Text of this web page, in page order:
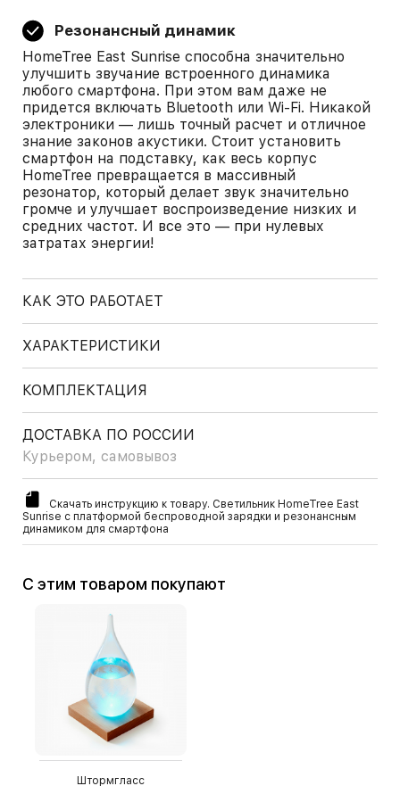
Резонансный динамик
HomeTree East Sunrise способна значительно
улучшить звучание встроенного динамика
любого смартфона. При этом вам даже не
придется включать Bluetooth или Wi-Fi. Никакой
электроники — лишь точный расчет и отличное
знание законов акустики. Стоит установить
смартфон на подставку, как весь корпус
HomeTree превращается в массивный
резонатор, который делает звук значительно
громче и улучшает воспроизведение низких и
средних частот. И все это — при нулевых
затратах энергии!
КАК ЭТО РАБОТАЕТ
ХАРАКТЕРИСТИКИ
КОМПЛЕКТАЦИЯ
ДОСТАВКА ПО РОССИИ
Курьером, самовывоз
Скачать инструкцию к товару. Светильник HomeTree East
Sunrise c платформой беспроводной зарядки и резонансным
динамиком для смартфона
С этим товаром покупают
Штормгласс